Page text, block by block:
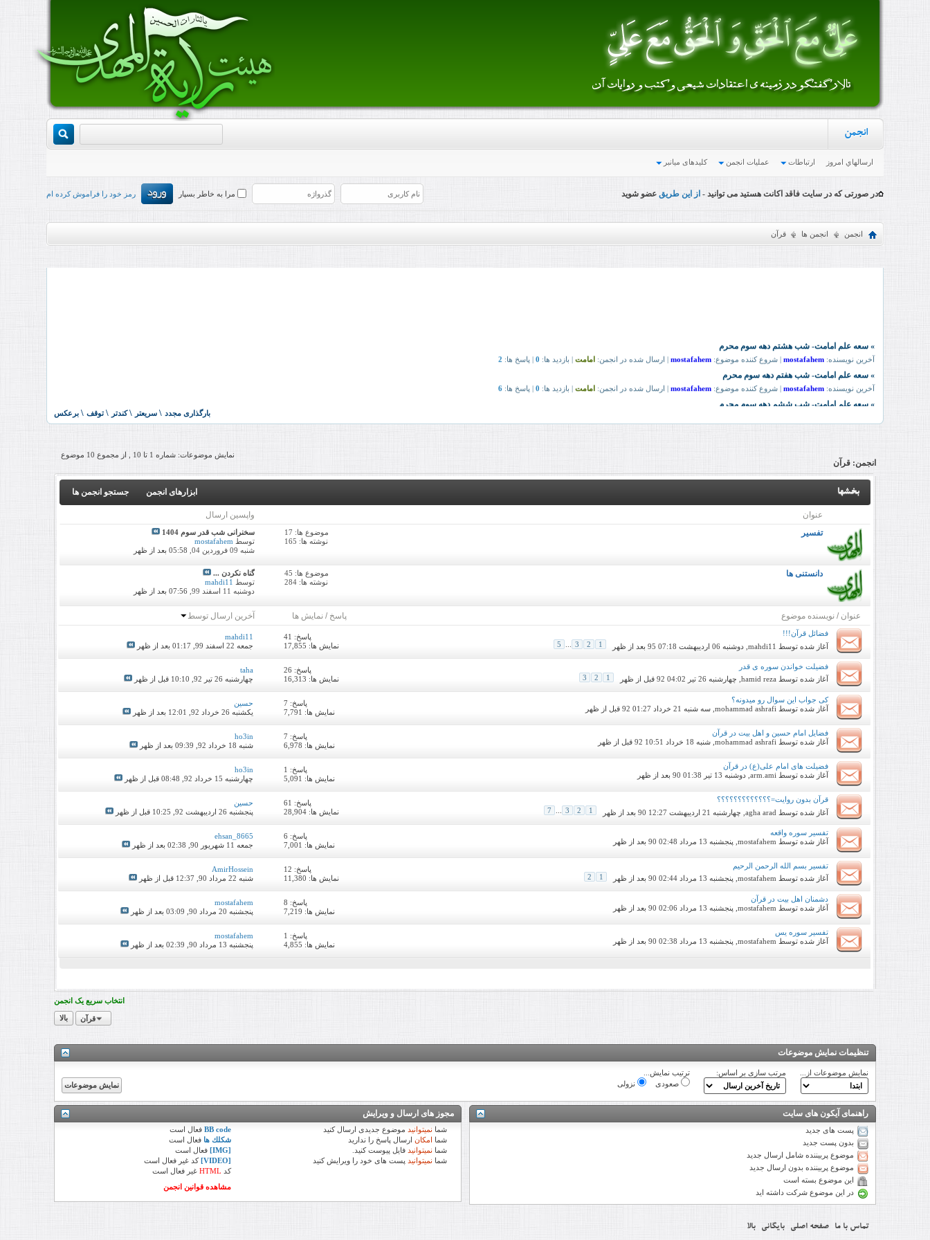
انجمن
ارسالهاي امروز ارتباطات عملیات انجمن کلیدهای میانبر
در صورتی که در سایت فاقد اکانت هستید می توانید - از این طریقعضو شوید مرا به خاطر بسپار رمز خود را فراموش کرده ام
انجمن انجمن ها قرآن
نمایش موضوعات: شماره 1 تا 10 , از مجموع ‍10 موضوع
انجمن:قرآن
بخشها ابزارهای انجمن جستجو انجمن ها
عنوان
واپسین ارسال
تفسیر
موضوع ها: 17
نوشته ها: 165
سخنرانی شب قدر سوم 1404
توسط mostafahem
شنبه 09 فروردین 04,
05:58 بعد از ظهر
دانستنی ها
موضوع ها: 45
نوشته ها: 284
گناه نكردن ...
توسط mahdi11
دوشنبه 11 اسفند 99,
07:56 بعد از ظهر
عنوان /نویسنده موضوع پاسخ /نمایش ها آخرین ارسال توسط
فضائل قرآن!!!
آغاز شده توسط mahdi11 , دوشنبه 06 اردیبهشت 95 07:18 بعد از ظهر 1
2
3
5
پاسخ: 41
نمایش ها: 17,855
mahdi11
جمعه 22 اسفند 99,
01:17 بعد از ظهر
فضیلت خواندن سوره ی قدر
آغاز شده توسط hamid reza , چهارشنبه 26 تیر 92 04:02 قبل از ظهر 1
2
3
پاسخ:26
نمایش ها: 16,313
taha
چهارشنبه 26 تیر 92,
10:10 قبل از ظهر
کی جواب این سوال رو میدونه؟
آغاز شده توسط mohammad ashrafi , سه شنبه 21 خرداد 92 01:27 قبل از ظهر
پاسخ: 7
نمایش ها: 7,791
حسین
یکشنبه 26 خرداد 92,
12:01 بعد از ظهر
فضایل امام حسین و اهل بیت در قرآن
آغاز شده توسط mohammad ashrafi , شنبه 18 خرداد 92 10:51 قبل از ظهر
پاسخ: 7
نمایش ها: 6,978
ho3in
شنبه 18 خرداد 92,
09:39 بعد از ظهر
فضیلت های امام علی(ع) در قرآن
آغاز شده توسط arm.ami , دوشنبه 13 تیر 90 01:38 بعد از ظهر
پاسخ: 1
نمایش ها: 5,091
ho3in
چهارشنبه 15 خرداد 92,
08:48 قبل از ظهر
قرآن بدون روایت=؟؟؟؟؟؟؟؟؟؟؟؟؟
آغاز شده توسط agha arad , چهارشنبه 21 اردیبهشت 90 12:27 بعد از ظهر 1
2
3
7
پاسخ: 61
نمایش ها: 28,904
حسین
پنجشنبه 26 اردیبهشت 92,
10:25 قبل از ظهر
تفسیر سوره واقعه
آغاز شده توسط mostafahem , پنجشنبه 13 مرداد 90 02:48 بعد از ظهر
پاسخ:6
نمایش ها: 7,001
ehsan_8665
جمعه 11 شهریور 90,
02:38 بعد از ظهر
تفسیر بسم الله الرحمن الرحیم
آغاز شده توسط mostafahem , پنجشنبه 13 مرداد 90 02:44 بعد از ظهر 1
2
پاسخ: 12
نمایش ها: 11,380
AmirHossein
شنبه 22 مرداد 90,
12:37 قبل از ظهر
دشمنان اهل بیت در قرآن
آغاز شده توسط mostafahem , پنجشنبه 13 مرداد 90 02:06 بعد از ظهر
پاسخ: 8
نمایش ها: 7,219
mostafahem
پنجشنبه 20 مرداد 90,
03:09 بعد از ظهر
تفسیر سوره یس
آغاز شده توسط mostafahem , پنجشنبه 13 مرداد 90 02:38 بعد از ظهر
پاسخ: 1
نمایش ها: 4,855
mostafahem
پنجشنبه 13 مرداد 90,
02:39 بعد از ظهر
انتخاب سریع یک انجمن
قرآن بالا
تنظیمات نمایش موضوعات
نمایش موضوعات از... مرتب سازی بر اساس:
ترتیب نمایش...
صعودی
نزولی
راهنمای آیکون های سایت
پست های جدید
بدون پست جدید
موضوع پربیننده شامل ارسال جدید
موضوع پربیننده بدون ارسال جدید
این موضوع بسته است
در این موضوع شرکت داشته اید
مجوز های ارسال و ویرایش
شما نمیتوانید موضوع جدیدی ارسال کنید
شما امکان ارسال پاسخ را ندارید
شما نمیتوانید فایل پیوست کنید.
شما نمیتوانید پست های خود را ویرایش کنید
BB code فعال است
شكلك ها فعال است
[IMG]
فعال است
[VIDEO]
کد غیر فعال است
کد HTML غیر فعال است
مشاهده قوانین انجمن
تماس با ما صفحه اصلی بایگانی بالا